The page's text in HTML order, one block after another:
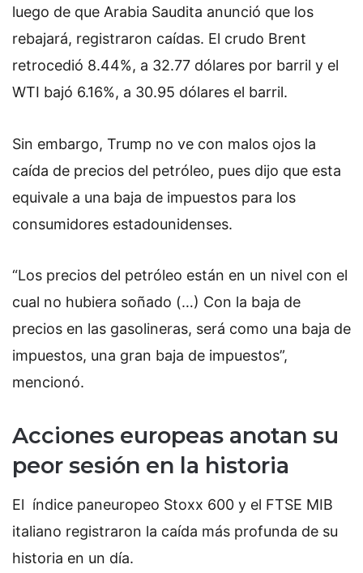
luego de que Arabia Saudita anunció que los
rebajará, registraron caídas. El crudo Brent
retrocedió 8.44%, a 32.77 dólares por barril y el
WTI bajó 6.16%, a 30.95 dólares el barril.
Sin embargo, Trump no ve con malos ojos la
caída de precios del petróleo, pues dijo que esta
equivale a una baja de impuestos para los
consumidores estadounidenses.
“Los precios del petróleo están en un nivel con el
cual no hubiera soñado (…) Con la baja de
precios en las gasolineras, será como una baja de
impuestos, una gran baja de impuestos”,
mencionó.
Acciones europeas anotan su
peor sesión en la historia
El índice paneuropeo Stoxx 600 y el FTSE MIB
italiano registraron la caída más profunda de su
historia en un día.